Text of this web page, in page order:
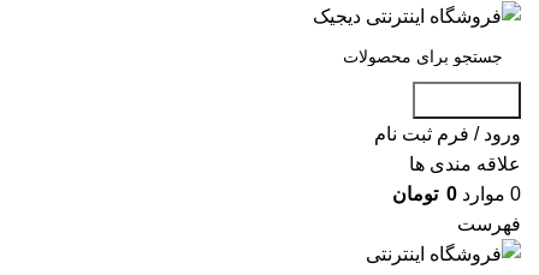
ورود / فرم ثبت نام
علاقه مندی ها
0 موارد 0 تومان
فهرست